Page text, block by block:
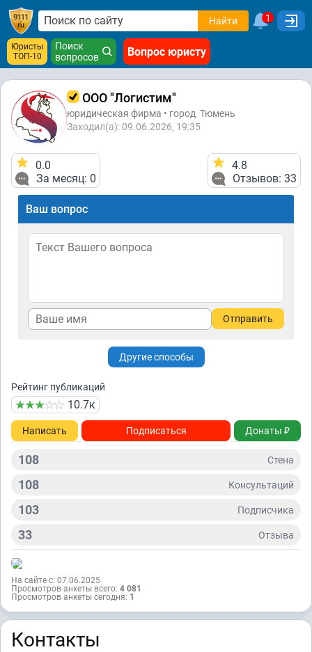
Найти 1
Юристы
ТОП-10
Поиск
вопросов
Вопрос юристу
ООО "Логистим"
юридическая фирма • город Тюмень
Заходил(а): 09.06.2026, 19:35
0.0
За месяц: 0
4.8
Отзывов: 33
Ваш вопрос
Отправить
Другие способы
Рейтинг публикаций
10.7к
Написать Подписаться Донаты ₽
108 Стена
108 Консультаций
103 Подписчикa
33 Отзывa
На сайте с: 07.06.2025
Просмотров анкеты всего: 4 081
Просмотров анкеты сегодня: 1
Контакты